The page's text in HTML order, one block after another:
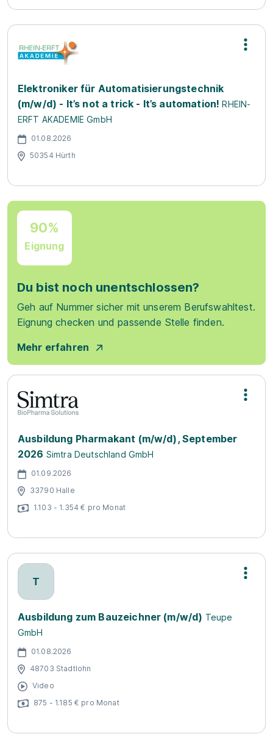
Elektroniker für Automatisierungstechnik
(m/w/d) - It’s not a trick - It’s automation! RHEIN-
ERFT AKADEMIE GmbH
01.08.2026
50354 Hürth
90%
Eignung
Du bist noch unentschlossen?
Geh auf Nummer sicher mit unserem Berufswahltest.
Eignung checken und passende Stelle finden.
Mehr erfahren
Ausbildung Pharmakant (m/w/d), September
2026 Simtra Deutschland GmbH
01.09.2026
33790 Halle
1.103 - 1.354 € pro Monat
T
Ausbildung zum Bauzeichner (m/w/d) Teupe
GmbH
01.08.2026
48703 Stadtlohn
Video
875 - 1.185 € pro Monat